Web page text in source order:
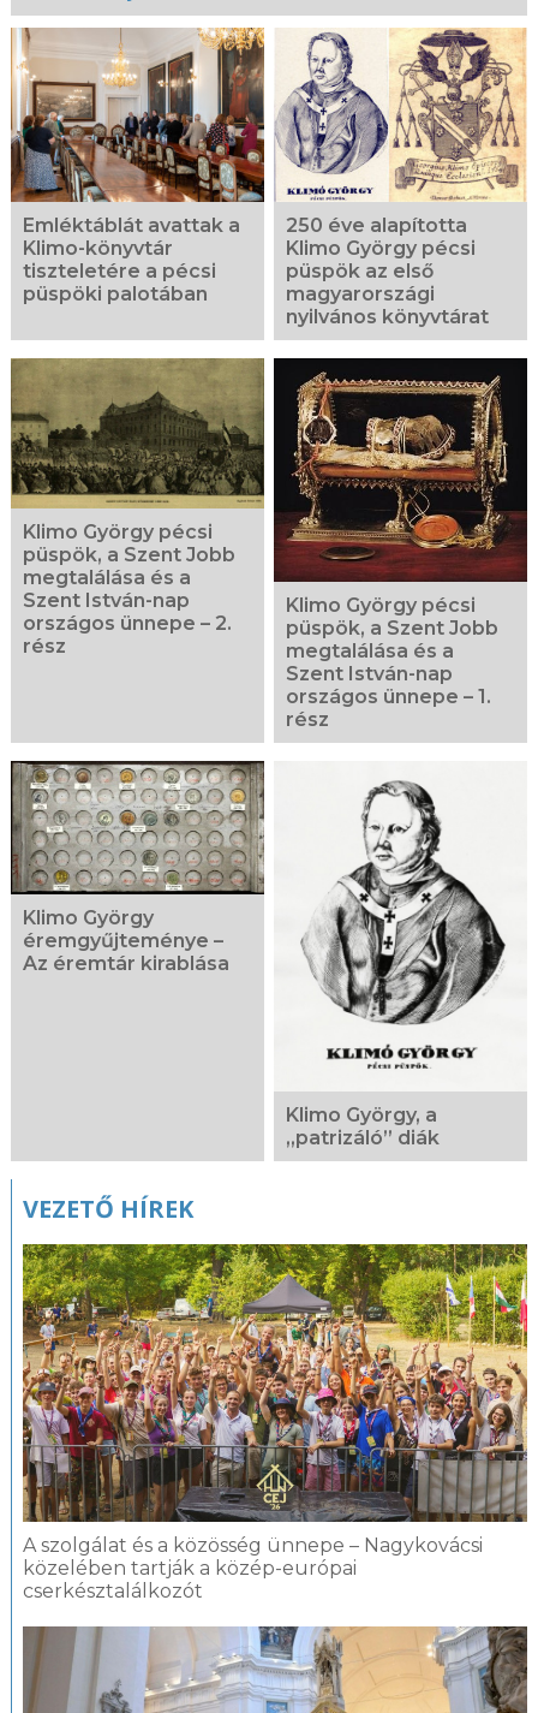
Kapcsolódó
fotógaléria
Emléktáblát avattak a
Klimo-könyvtár
tiszteletére a pécsi
püspöki palotában
250 éve alapította
Klimo György pécsi
püspök az első
magyarországi
nyilvános könyvtárat
Klimo György pécsi
püspök, a Szent Jobb
megtalálása és a
Szent István-nap
országos ünnepe – 2.
rész
Klimo György pécsi
püspök, a Szent Jobb
megtalálása és a
Szent István-nap
országos ünnepe – 1.
rész
Klimo György
éremgyűjteménye –
Az éremtár kirablása
Klimo György, a
„patrizáló” diák
VEZETŐ HÍREK
A szolgálat és a közösség ünnepe – Nagykovácsi
közelében tartják a közép-európai
cserkésztalálkozót